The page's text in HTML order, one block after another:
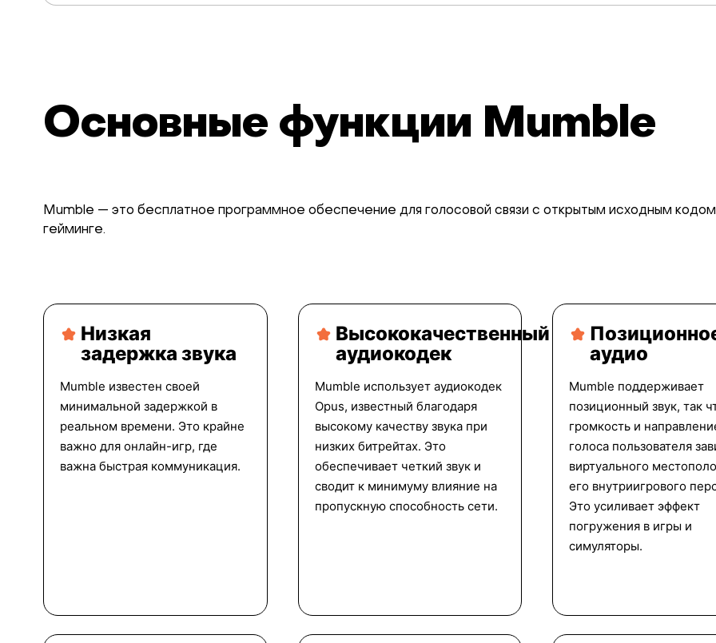
Основные функции Mumble
Mumble — это бесплатное программное обеспечение для голосовой связи с открытым исходным
гейминге.
Низкая
задержка звука
Mumble известен своей
минимальной задержкой в
реальном времени. Это крайне
важно для онлайн-игр, где
важна быстрая коммуникация.
Высококачественный
аудиокодек
Mumble использует аудиокодек
Opus, известный благодаря
высокому качеству звука при
низких битрейтах. Это
обеспечивает четкий звук и
сводит к минимуму влияние на
пропускную способность сети.
аудио
Mumble поддерживает
позиционный звук, так
громкость и
голоса пользователя
виртуального
его внутриигрового
Это усиливает эффект
погружения в игры и
симуляторы.